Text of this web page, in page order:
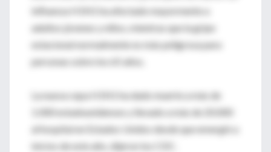
influenza H1N1 ha afectado mayormente a
adultos jóvenes y niños, mientras que la gripe
estacional normalmente es más peligrosa para
personas sobre los 65 años.
La nueva cepa H1N1 ha dado muerte a más de
1.000 estadounidenses y llevado a más de 20.000
al hospital en Estados Unidos desde que emergió a
inicios de este año, dijeron los CDC.